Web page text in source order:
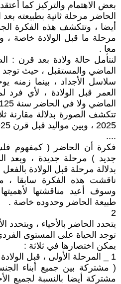
بعض الاهتمام والتركيز كما
الحاضر مرحلة ثانية بطبيعته
أيضا ، وتتكشف هذه الفكرة
مرحلة ما قبل الولادة خاصة
معا .
لنتأمل حالة ولادة بعد قرن :
الماضي والمستقبل ، حيث
سلاسل الأجداد ، بينما زمنه
العمر قبل الولادة ، لأي
الماضي ولا في الحاضر سنة 2125 مثلا )
تتكشف الصورة بدلالة مقارنة
2025 ، وبين مواليد قبل قرن 1925 ، وبعد قرن 2125 .
....
فكرة أن الحاضر ( كمفهوم
جديد ) مرحلة جديدة ، وبعد
بدلالة مرحلة قبل الولادة بالفعل
ناقشت هذه الفكرة سابقا ،
وسوف أعيد مناقشتها
طبيعة الحاضر وحدوده خاصة .
2
يتحدد الحاضر بالأحياء ، ويتحدد
توجد الحياة على المستوى
يمكن اختصارها في ثلاثة :
1 _ المرحلة الأولى ، قبل الولادة .
( مشتركة بين جميع أبناء
مشتركة أيضا بالنسبة لجميع